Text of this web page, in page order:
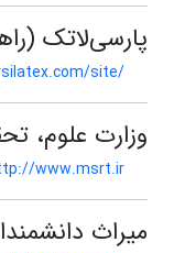
پارسی‌لاتک
site/
وزارت علوم،
www.msrt.ir
میراث